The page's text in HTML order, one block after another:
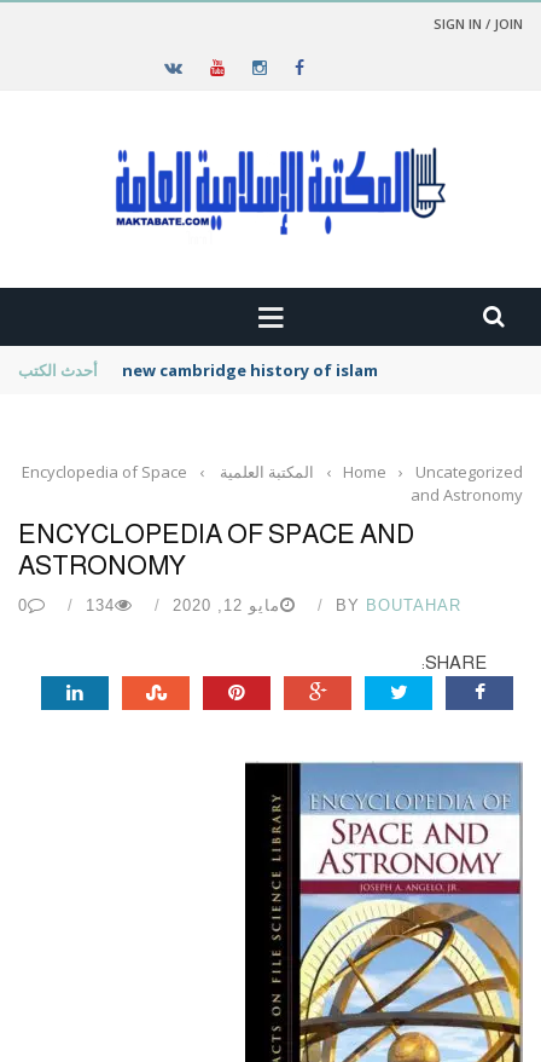
SIGN IN / JOIN
أحدث الكتب new cambridge history of islam
Home › Uncategorized
› المكتبة العلمية ›
Encyclopedia of Space
and Astronomy
ENCYCLOPEDIA OF SPACE AND
ASTRONOMY
BY BOUTAHAR مايو 12, 2020 134
0
SHARE: